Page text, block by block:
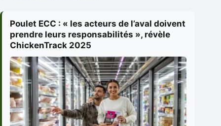
Poulet ECC : « les acteurs de l’aval doivent
prendre leurs responsabilités », révèle
ChickenTrack 2025